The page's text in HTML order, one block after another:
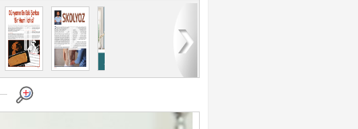
11 12